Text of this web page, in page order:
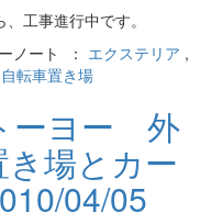
工事進行中です。
ノート ： エクステリア ,
自転車置き場
ーヨー 外
場とカー
04/05